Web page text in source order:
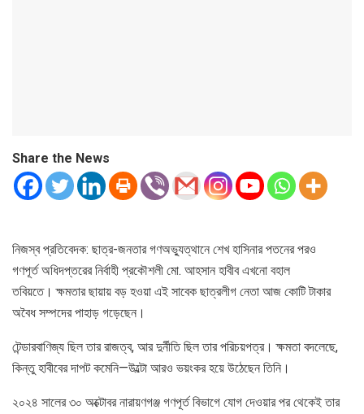
Share the News
নিজস্ব প্রতিবেদক: ছাত্র-জনতার গণঅভ্যুত্থানে শেখ হাসিনার পতনের পরও
গণপূর্ত অধিদপ্তরের নির্বাহী প্রকৌশলী মো. আহসান হাবীব এখনো বহাল
তবিয়তে। ক্ষমতার ছায়ায় বড় হওয়া এই সাবেক ছাত্রলীগ নেতা আজ কোটি টাকার
অবৈধ সম্পদের পাহাড় গড়েছেন।
টেন্ডারবাণিজ্য ছিল তার রাজত্ব, আর দুর্নীতি ছিল তার পরিচয়পত্র। ক্ষমতা বদলেছে,
কিন্তু হাবীবের দাপট কমেনি—উল্টো আরও ভয়ংকর হয়ে উঠেছেন তিনি।
২০২৪ সালের ৩০ অক্টোবর নারায়ণগঞ্জ গণপূর্ত বিভাগে যোগ দেওয়ার পর থেকেই তার